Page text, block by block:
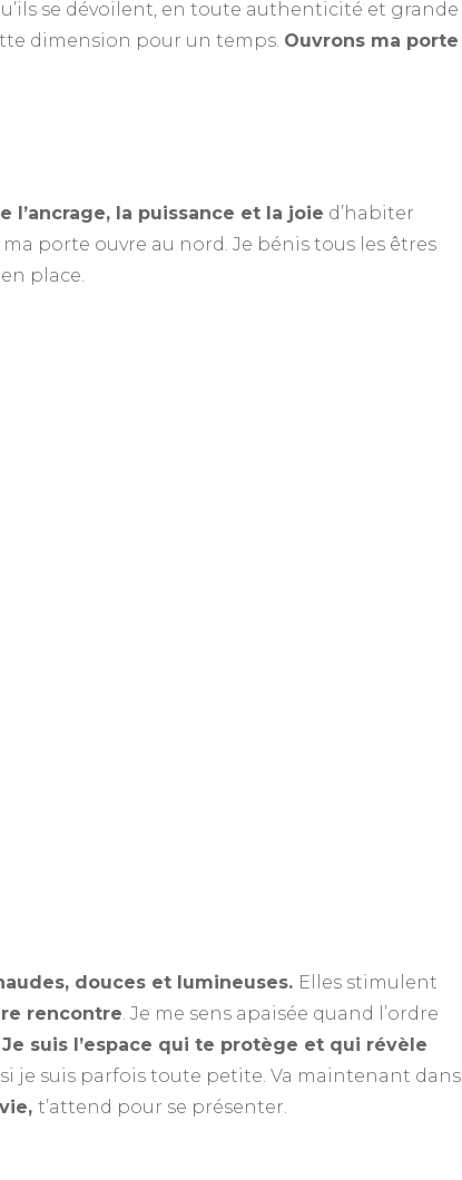
se dévoilent, en toute authenticité et grande
dimension pour un temps. Ouvrons ma porte
l’ancrage, la puissance et la joie d’habiter
porte ouvre au nord. Je bénis tous les êtres
place.
douces et lumineuses. Elles stimulent
rencontre. Je me sens apaisée quand l’ordre
Je suis l’espace qui te protège et qui révèle
je suis parfois toute petite. Va maintenant dans
t’attend pour se présenter.